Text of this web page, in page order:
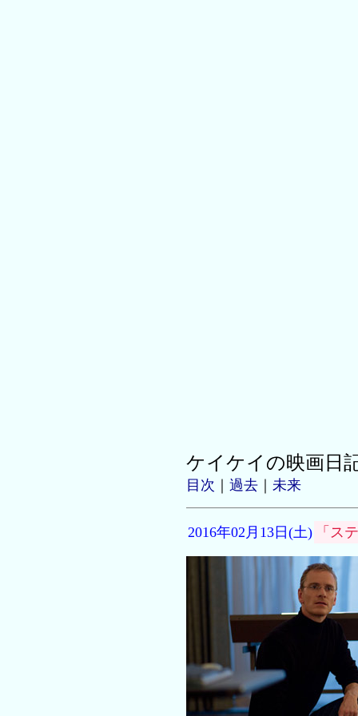
ケイケイの映画日
目次 過去 未来
2016年02月13日(土) 「ス